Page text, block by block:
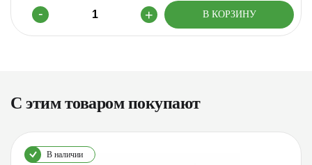
С этим товаром покупают
В наличии